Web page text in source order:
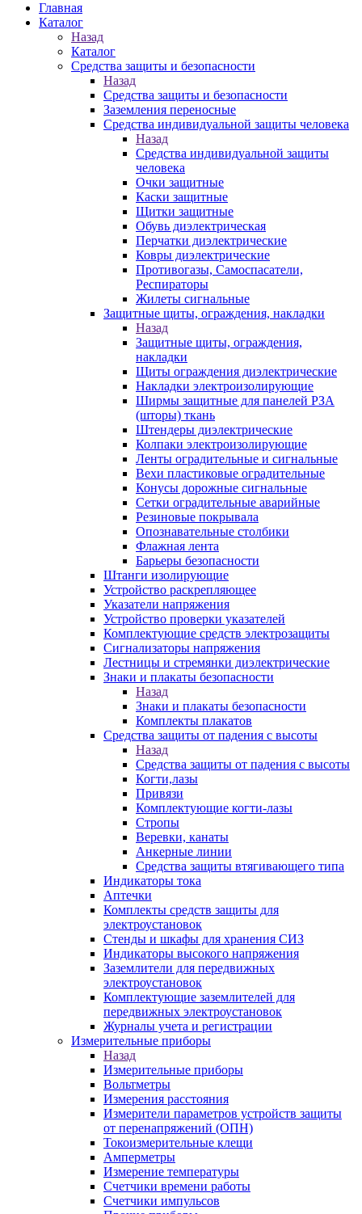
Главная
Каталог
Назад
Каталог
Средства защиты и безопасности
Назад
Средства защиты и безопасности
Заземления переносные
Средства индивидуальной защиты человека
Назад
Средства индивидуальной защиты
человека
Очки защитные
Каски защитные
Щитки защитные
Обувь диэлектрическая
Перчатки диэлектрические
Ковры диэлектрические
Противогазы, Самоспасатели,
Респираторы
Жилеты сигнальные
Защитные щиты, ограждения, накладки
Назад
Защитные щиты, ограждения,
накладки
Щиты ограждения диэлектрические
Накладки электроизолирующие
Ширмы защитные для панелей РЗА
(шторы) ткань
Штендеры диэлектрические
Колпаки электроизолирующие
Ленты оградительные и сигнальные
Вехи пластиковые оградительные
Конусы дорожные сигнальные
Сетки оградительные аварийные
Резиновые покрывала
Опознавательные столбики
Флажная лента
Барьеры безопасности
Штанги изолирующие
Устройство раскрепляющее
Указатели напряжения
Устройство проверки указателей
Комплектующие средств электрозащиты
Сигнализаторы напряжения
Лестницы и стремянки диэлектрические
Знаки и плакаты безопасности
Назад
Знаки и плакаты безопасности
Комплекты плакатов
Средства защиты от падения с высоты
Назад
Средства защиты от падения с высоты
Когти,лазы
Привязи
Комплектующие когти-лазы
Стропы
Веревки, канаты
Анкерные линии
Средства защиты втягивающего типа
Индикаторы тока
Аптечки
Комплекты средств защиты для
электроустановок
Стенды и шкафы для хранения СИЗ
Индикаторы высокого напряжения
Заземлители для передвижных
электроустановок
Комплектующие заземлителей для
передвижных электроустановок
Журналы учета и регистрации
Измерительные приборы
Назад
Измерительные приборы
Вольтметры
Измерения расстояния
Измерители параметров устройств защиты
от перенапряжений (ОПН)
Токоизмерительные клещи
Амперметры
Измерение температуры
Счетчики времени работы
Счетчики импульсов